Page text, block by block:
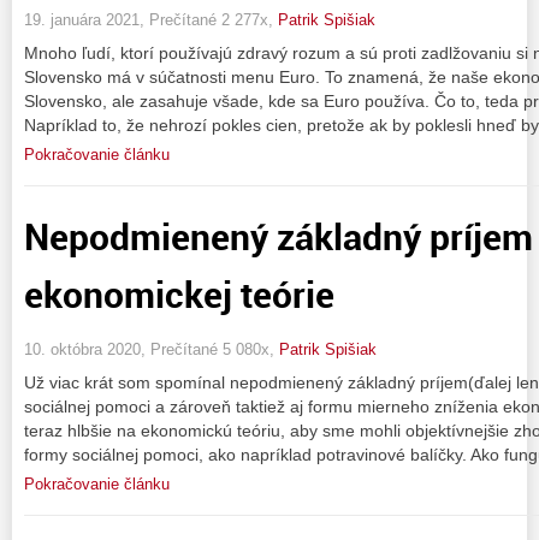
19. januára 2021, Prečítané 2 277x, Patrik Spišiak
Mnoho ľudí, ktorí používajú zdravý rozum a sú proti zadlžovaniu si
Slovensko má v súčatnosti menu Euro. To znamená, že naše
Slovensko, ale zasahuje všade, kde sa Euro používa. Čo to, teda
Napríklad to, že nehrozí pokles cien, pretože ak by poklesli hneď
Pokračovanie článku
Nepodmienený základný
ekonomickej teórie
10. októbra 2020, Prečítané 5 080x, Patrik Spišiak
Už viac krát som spomínal nepodmienený základný príjem(ďalej
sociálnej pomoci a zároveň taktiež aj formu mierneho zníženia
teraz hlbšie na ekonomickú teóriu, aby sme mohli objektívnejšie
formy sociálnej pomoci, ako napríklad potravinové balíčky. Ako
Pokračovanie článku